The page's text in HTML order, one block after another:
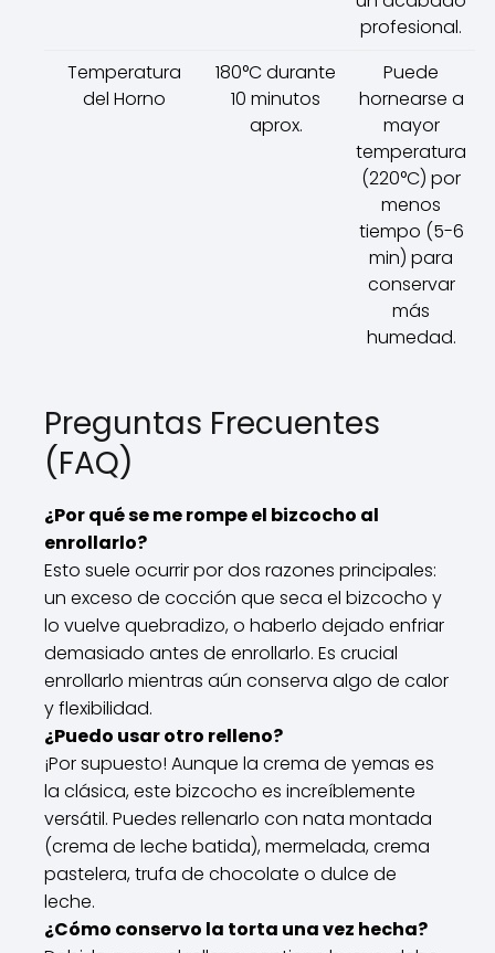
profesional.
Temperatura
del Horno
180°C durante
10 minutos
aprox.
Puede
hornearse a
mayor
temperatura
(220°C) por
menos
tiempo (5-6
min) para
conservar
más
humedad.
Preguntas Frecuentes
(FAQ)
¿Por qué se me rompe el bizcocho al
enrollarlo?
Esto suele ocurrir por dos razones principales:
un exceso de cocción que seca el bizcocho y
lo vuelve quebradizo, o haberlo dejado enfriar
demasiado antes de enrollarlo. Es crucial
enrollarlo mientras aún conserva algo de calor
y flexibilidad.
¿Puedo usar otro relleno?
¡Por supuesto! Aunque la crema de yemas es
la clásica, este bizcocho es increíblemente
versátil. Puedes rellenarlo con nata montada
(crema de leche batida), mermelada, crema
pastelera, trufa de chocolate o dulce de
leche.
¿Cómo conservo la torta una vez hecha?